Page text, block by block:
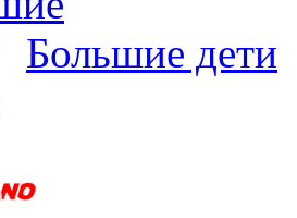
Большие дети